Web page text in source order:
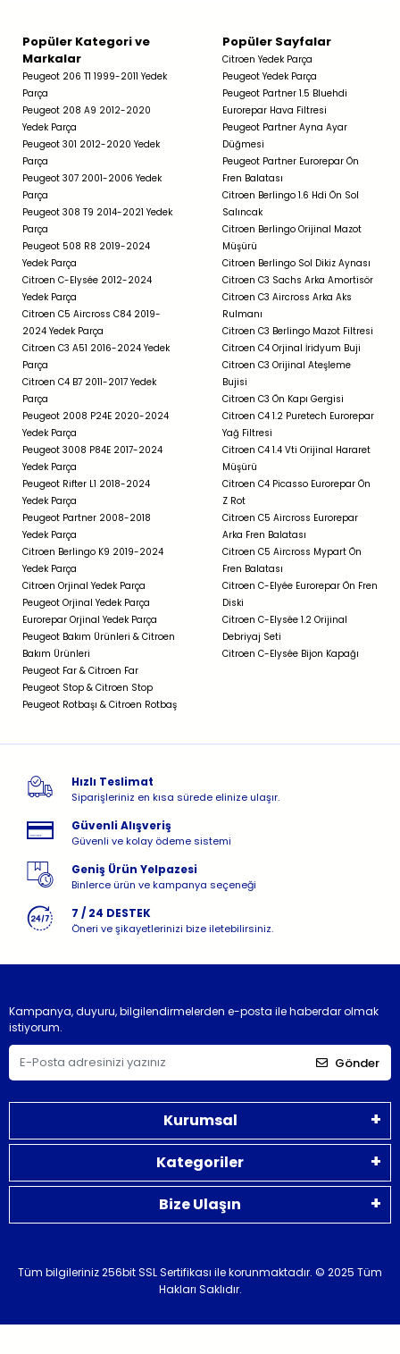
Popüler Kategori ve
Markalar
Peugeot 206 T1 1999-2011 Yedek
Parça
Peugeot 208 A9 2012-2020
Yedek Parça
Peugeot 301 2012-2020 Yedek
Parça
Peugeot 307 2001-2006 Yedek
Parça
Peugeot 308 T9 2014-2021 Yedek
Parça
Peugeot 508 R8 2019-2024
Yedek Parça
Citroen C-Elysée 2012-2024
Yedek Parça
Citroen C5 Aircross C84 2019-
2024 Yedek Parça
Citroen C3 A51 2016-2024 Yedek
Parça
Citroen C4 B7 2011-2017 Yedek
Parça
Peugeot 2008 P24E 2020-2024
Yedek Parça
Peugeot 3008 P84E 2017-2024
Yedek Parça
Peugeot Rifter L1 2018-2024
Yedek Parça
Peugeot Partner 2008-2018
Yedek Parça
Citroen Berlingo K9 2019-2024
Yedek Parça
Citroen Orjinal Yedek Parça
Peugeot Orjinal Yedek Parça
Eurorepar Orjinal Yedek Parça
Peugeot Bakım Ürünleri & Citroen
Bakım Ürünleri
Peugeot Far & Citroen Far
Peugeot Stop & Citroen Stop
Peugeot Rotbaşı & Citroen Rotbaş
Popüler Sayfalar
Citroen Yedek Parça
Peugeot Yedek Parça
Peugeot Partner 1.5 Bluehdi
Eurorepar Hava Filtresi
Peugeot Partner Ayna Ayar
Düğmesi
Peugeot Partner Eurorepar Ön
Fren Balatası
Citroen Berlingo 1.6 Hdi Ön Sol
Salıncak
Citroen Berlingo Orijinal Mazot
Müşürü
Citroen Berlingo Sol Dikiz Aynası
Citroen C3 Sachs Arka Amortisör
Citroen C3 Aircross Arka Aks
Rulmanı
Citroen C3 Berlingo Mazot Filtresi
Citroen C4 Orjinal İridyum Buji
Citroen C3 Orijinal Ateşleme
Bujisi
Citroen C3 Ön Kapı Gergisi
Citroen C4 1.2 Puretech Eurorepar
Yağ Filtresi
Citroen C4 1.4 Vti Orijinal Hararet
Müşürü
Citroen C4 Picasso Eurorepar Ön
Z Rot
Citroen C5 Aircross Eurorepar
Arka Fren Balatası
Citroen C5 Aircross Mypart Ön
Fren Balatası
Citroen C-Elyée Eurorepar Ön Fren
Diski
Citroen C-Elysée 1.2 Orijinal
Debriyaj Seti
Citroen C-Elysée Bijon Kapağı
Hızlı Teslimat
Siparişleriniz en kısa sürede elinize ulaşır.
Güvenli Alışveriş
Güvenli ve kolay ödeme sistemi
Geniş Ürün Yelpazesi
Binlerce ürün ve kampanya seçeneği
7 / 24 DESTEK
Öneri ve şikayetlerinizi bize iletebilirsiniz.
Kampanya, duyuru, bilgilendirmelerden e-posta ile haberdar olmak
istiyorum.
Gönder
Kurumsal
Kategoriler
Bize Ulaşın
Tüm bilgileriniz 256bit SSL Sertifikası ile korunmaktadır. © 2025 Tüm
Hakları Saklıdır.